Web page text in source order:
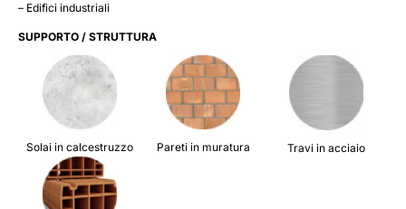
– Edifici industriali
SUPPORTO / STRUTTURA
Solai in calcestruzzo Pareti in muratura Travi in acciaio